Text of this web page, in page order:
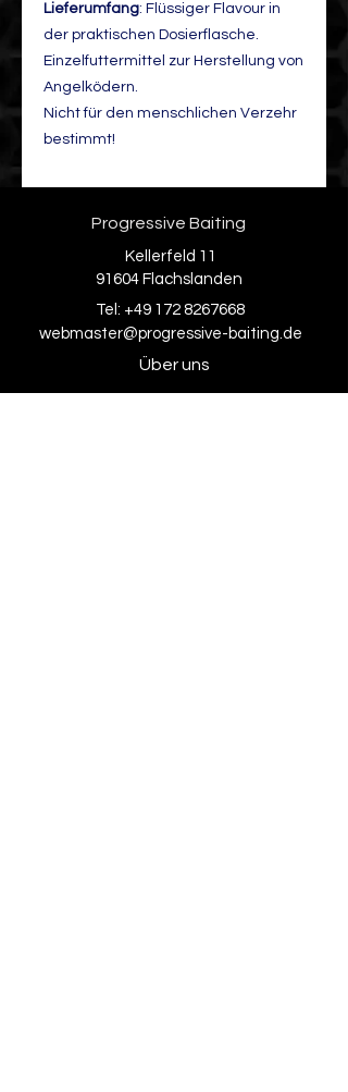
Lieferumfang: Flüssiger Flavour in
der praktischen Dosierflasche.
Einzelfuttermittel zur Herstellung von
Angelködern.
Nicht für den menschlichen Verzehr
bestimmt!
Progressive Baiting
Kellerfeld 11
91604 Flachslanden
Tel: +49 172 8267668
webmaster@progressive-baiting.de
Über uns